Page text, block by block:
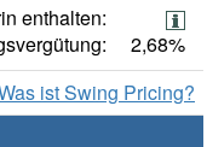
enthalten:
2,68%
ist Swing Pricing?